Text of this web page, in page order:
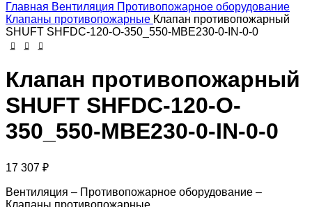
Главная Вентиляция Противопожарное оборудование
Клапаны противопожарные Клапан противопожарный
SHUFT SHFDC-120-O-350_550-MBE230-0-IN-0-0
Клапан противопожарный
SHUFT SHFDC-120-O-
350_550-MBE230-0-IN-0-0
17 307 ₽
Вентиляция – Противопожарное оборудование –
Клапаны противопожарные